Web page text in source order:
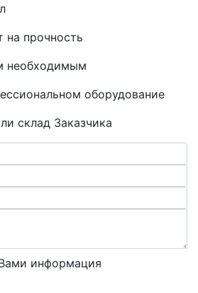
на прочность
необходимым
оборудование
склад Заказчика
информация